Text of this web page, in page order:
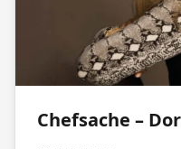
Chefsache –